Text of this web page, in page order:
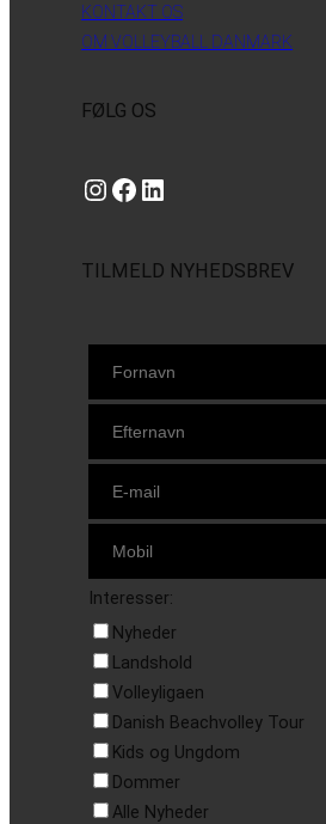
KONTAKT OS
OM VOLLEYBALL DANMARK
FØLG OS
Instagram https://www.facebook.com/danishbeachvolleytour LinkedIn
TILMELD NYHEDSBREV
Interesser:
Nyheder
Landshold
Volleyligaen
Danish Beachvolley Tour
Kids og Ungdom
Dommer
Alle Nyheder